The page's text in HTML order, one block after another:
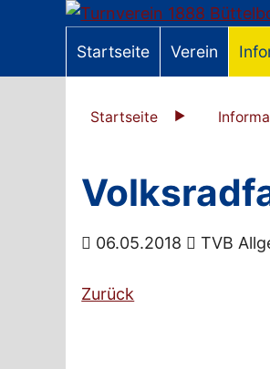
Startseite Verein
Startseite
06.05.2018 TVB
Zurück